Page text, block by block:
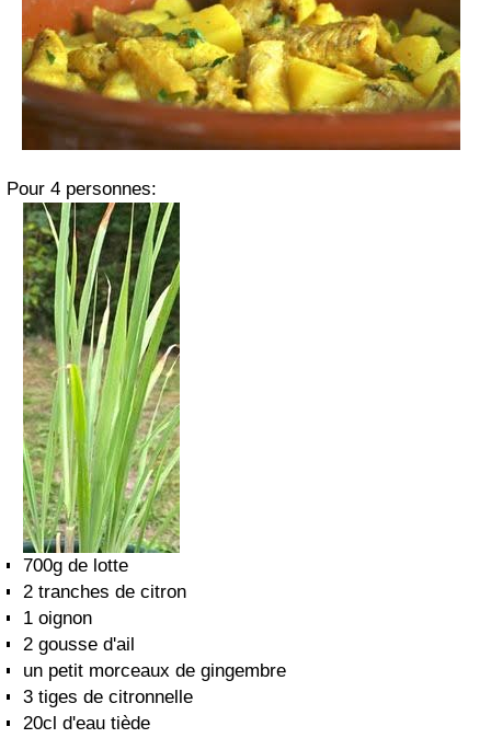
Pour 4 personnes:
700g de lotte
2 tranches de citron
1 oignon
2 gousse d'ail
un petit morceaux de gingembre
3 tiges de citronnelle
20cl d'eau tiède